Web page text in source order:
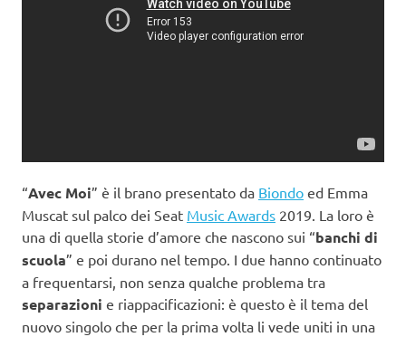
“Avec Moi” è il brano presentato da Biondo ed Emma
Muscat sul palco dei Seat Music Awards 2019. La loro è
una di quella storie d’amore che nascono sui “banchi di
scuola” e poi durano nel tempo. I due hanno continuato
a frequentarsi, non senza qualche problema tra
separazioni e riappacificazioni: è questo è il tema del
nuovo singolo che per la prima volta li vede uniti in una